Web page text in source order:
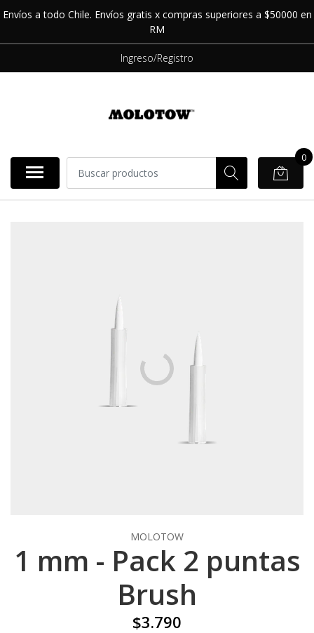
Envíos a todo Chile. Envíos gratis x compras superiores a $50000 en
RM
Ingreso/Registro
0
MOLOTOW
1 mm - Pack 2 puntas
Brush
$3.790